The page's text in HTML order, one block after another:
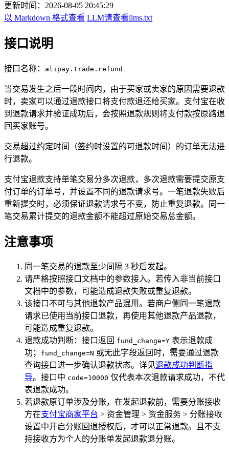
更新时间： 2026-08-05 20:45:29
以 Markdown 格式查看 LLM请查看llms.txt
接口说明
接口名称： alipay.trade.refund
当交易发生之后一段时间内，由于买家或卖家的原因需要退款
时，卖家可以通过退款接口将支付款退还给买家。支付宝在收
到退款请求并验证成功后，会按照退款规则将支付款按原路退
回买家账号。
交易超过约定时间（签约时设置的可退款时间）的订单无法进
行退款。
支付宝退款支持单笔交易分多次退款，多次退款需要提交原支
付订单的订单号，并设置不同的退款请求号。一笔退款失败后
重新提交时，必须保证退款请求号不变，防止重复退款。同一
笔交易累计提交的退款金额不能超过原始交易总金额。
注意事项
同一笔交易的退款至少间隔 3 秒后发起。
请严格按照接口文档中的参数接入。若传入非当前接口
文档中的参数，可能造成退款失败或重复退款。
该接口不可与其他退款产品混用。若商户侧同一笔退款
请求已使用当前接口退款，再使用其他退款产品退款，
可能造成重复退款。
退款成功判断：接口返回 fund_change=Y 表示退款成
功；
fund_change=N 或无此字段返回时，需要通过退款
查询接口进一步确认退款状态。详见退款成功判断指
导。接口中 code=10000 仅代表本次退款请求成功，不代
表退款成功。
若退款原订单涉及分账，在发起退款前，需要分账接收
方在支付宝商家平台 > 资金管理 > 资金服务 > 分账接收
设置中开启分账回退授权后，才可以正常退款。且不支
持接收方为个人的分账单发起退款退分账。